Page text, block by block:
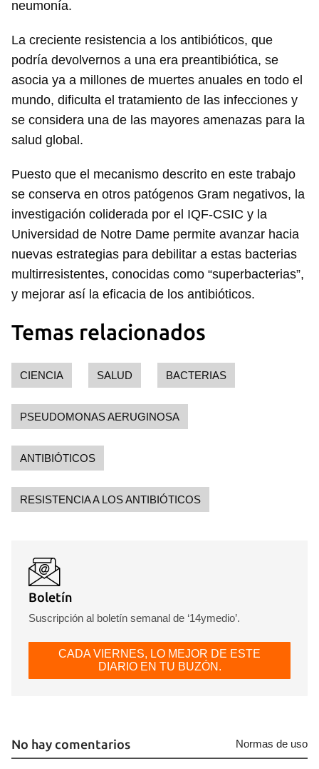
Guardar como favorito
Para poder guardar como favorito, primero has de
iniciar sesión con tu cuenta de 14ymedio.
INICIAR SESIÓN CANCELAR
neumonía.
La creciente resistencia a los antibióticos, que
podría devolvernos a una era preantibiótica, se
asocia ya a millones de muertes anuales en todo el
mundo, dificulta el tratamiento de las infecciones y
se considera una de las mayores amenazas para la
salud global.
Puesto que el mecanismo descrito en este trabajo
se conserva en otros patógenos Gram negativos, la
investigación coliderada por el IQF-CSIC y la
Universidad de Notre Dame permite avanzar hacia
nuevas estrategias para debilitar a estas bacterias
multirresistentes, conocidas como “superbacterias”,
y mejorar así la eficacia de los antibióticos.
Temas relacionados
CIENCIA SALUD BACTERIAS
PSEUDOMONAS AERUGINOSA
ANTIBIÓTICOS
RESISTENCIA A LOS ANTIBIÓTICOS
Boletín
Suscripción al boletín semanal de ‘14ymedio’.
CADA VIERNES, LO MEJOR DE ESTE
DIARIO EN TU BUZÓN.
No hay comentarios Normas de uso